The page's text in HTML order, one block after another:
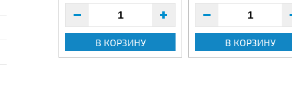
В КОРЗИНУ В КОРЗИНУ